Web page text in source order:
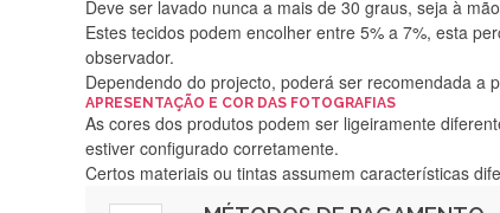
Deve ser lavado nunca a mais de 30 graus, seja à
Estes tecidos podem encolher entre 5% a 7%, esta
observador.
Dependendo do projecto, poderá ser recomendada a
APRESENTAÇÃO E COR DAS FOTOGRAFIAS
As cores dos produtos podem ser ligeiramente
estiver configurado corretamente.
Certos materiais ou tintas assumem características